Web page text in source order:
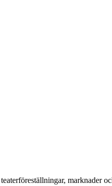
marknader